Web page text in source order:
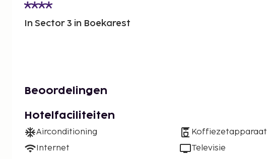
In Sector 3 in Boekarest
Beoordelingen
Hotelfaciliteiten
Airconditioning
Internet
Koffiezetapparaat
Televisie